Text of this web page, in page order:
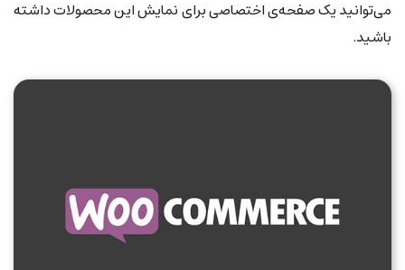
می‌توانید یک صفحه‌ی اختصاصی برای نمایش این محصولات داشته
باشید.